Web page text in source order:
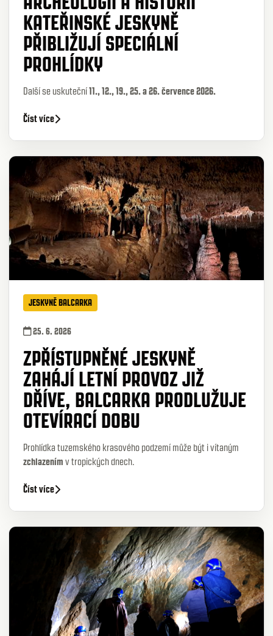
KATEŘINSKÉ JESKYNĚ
PŘIBLIŽUJÍ SPECIÁLNÍ
PROHLÍDKY
Další se uskuteční11., 12., 19., 25. a 26. července 2026.
Číst více
JESKYNĚ BALCARKA
25. 6. 2026
ZPŘÍSTUPNĚNÉ JESKYNĚ
ZAHÁJÍ LETNÍ PROVOZ JIŽ
DŘÍVE, BALCARKA PRODLUŽUJE
OTEVÍRACÍ DOBU
Prohlídka tuzemského krasového podzemí může být i vítaným
zchlazením v tropických dnech.
Číst více